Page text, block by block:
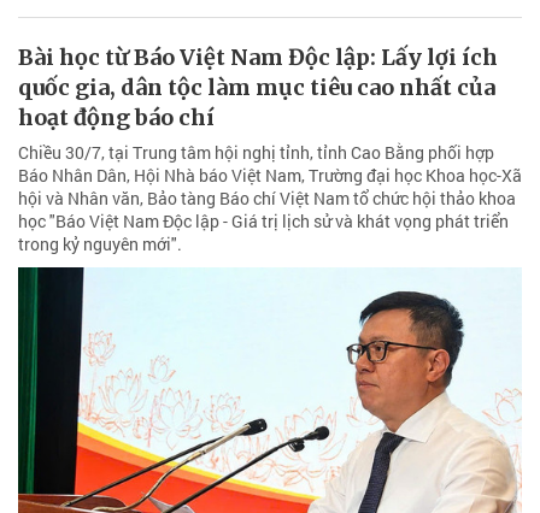
Bài học từ Báo Việt Nam Độc lập: Lấy lợi ích
quốc gia, dân tộc làm mục tiêu cao nhất của
hoạt động báo chí
Chiều 30/7, tại Trung tâm hội nghị tỉnh, tỉnh Cao Bằng phối hợp
Báo Nhân Dân, Hội Nhà báo Việt Nam, Trường đại học Khoa học-Xã
hội và Nhân văn, Bảo tàng Báo chí Việt Nam tổ chức hội thảo khoa
học "Báo Việt Nam Độc lập - Giá trị lịch sử và khát vọng phát triển
trong kỷ nguyên mới".